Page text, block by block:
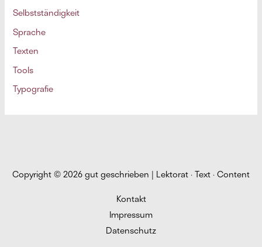
Selbstständigkeit
Sprache
Texten
Tools
Typografie
Copyright © 2026 gut geschrieben | Lektorat · Text · Content
Kontakt
Impressum
Datenschutz